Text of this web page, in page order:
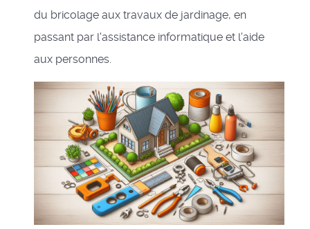
du bricolage aux travaux de jardinage, en
passant par l'assistance informatique et l'aide
aux personnes.